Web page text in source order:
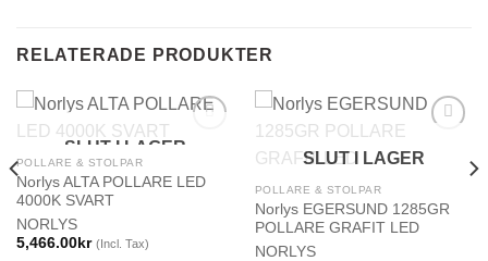
RELATERADE PRODUKTER
SLUT I LAGER
POLLARE & STOLPAR
Norlys ALTA POLLARE LED
4000K SVART
NORLYS
5,466.00kr (Incl. Tax)
SLUT I LAGER
POLLARE & STOLPAR
Norlys EGERSUND 1285GR
POLLARE GRAFIT LED
NORLYS